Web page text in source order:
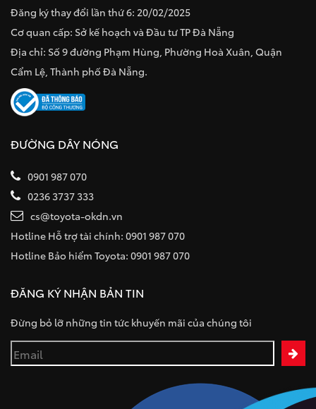
Đăng ký thay đổi lần thứ 6: 20/02/2025
Cơ quan cấp: Sở kế hoạch và Đầu tư TP Đà Nẵng
Địa chỉ: Số 9 đường Phạm Hùng, Phường Hoà Xuân, Quận
Cẩm Lệ, Thành phố Đà Nẵng.
ĐƯỜNG DÂY NÓNG
0901 987 070
0236 3737 333
cs@toyota-okdn.vn
Hotline Hỗ trợ tài chính: 0901 987 070
Hotline Bảo hiểm Toyota: 0901 987 070
ĐĂNG KÝ NHẬN BẢN TIN
Đừng bỏ lỡ những tin tức khuyến mãi của chúng tôi